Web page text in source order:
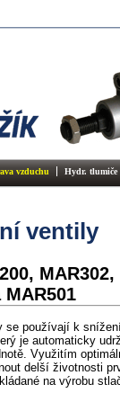
vzduchu Hydr. tlumiče
ventily
MAR302,
MAR501
se používají k
je automaticky
Využitím
delší životnosti
na výrobu